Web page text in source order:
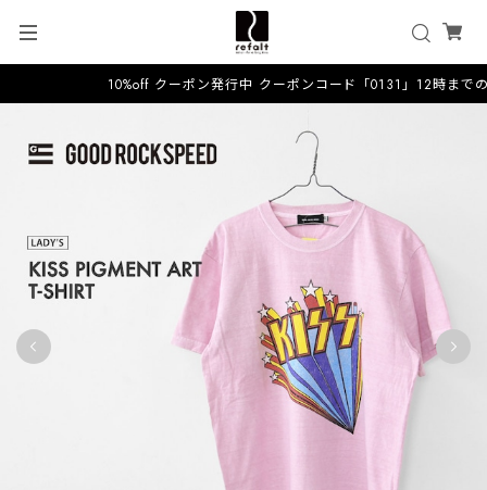
10%off クーポン発行中 クーポンコード「0131」12時まで